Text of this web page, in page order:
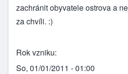
zachránit obyvatele ostrova a
za chvíli. :)
Rok vzniku
So, 01/01/2011 - 01:00